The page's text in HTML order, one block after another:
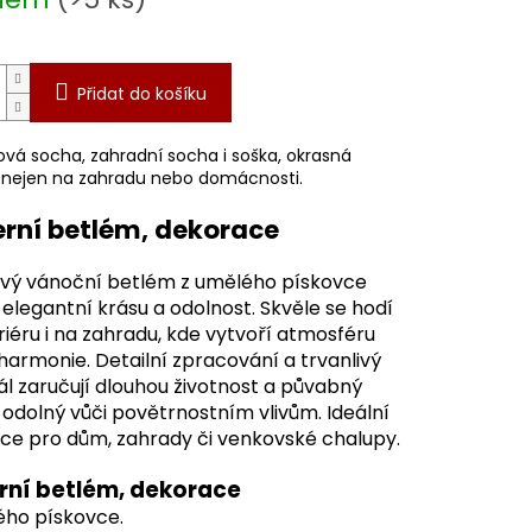
Přidat do košíku
socha, zahradní socha i soška, okrasná
na zahradu nebo domácnosti.
betlém, dekorace
vánoční betlém z umělého pískovce
krásu a odolnost. Skvěle se hodí
i na zahradu, kde vytvoří atmosféru
Detailní zpracování a trvanlivý
zaručují dlouhou životnost a půvabný
odolný vůči povětrnostním vlivům. Ideální
pro dům, zahrady či venkovské chalupy.
betlém, dekorace
pískovce.